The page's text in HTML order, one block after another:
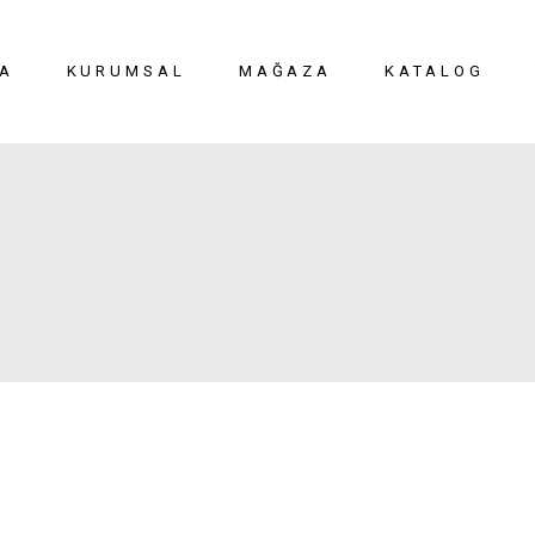
KURUMSAL MAĞAZA KATALOG